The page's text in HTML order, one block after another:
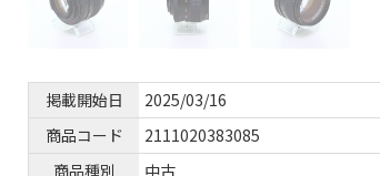
掲載開始日
2025/03/16
商品コード
2111020383085
商品種別
中古